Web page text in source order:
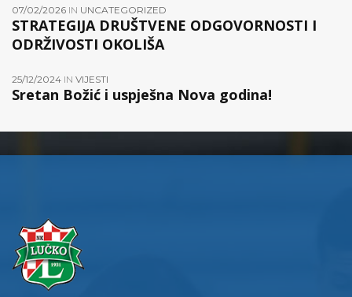
07/02/2026 IN UNCATEGORIZED
STRATEGIJA DRUŠTVENE ODGOVORNOSTI I
ODRŽIVOSTI OKOLIŠA
25/12/2024 IN VIJESTI
Sretan Božić i uspješna Nova godina!